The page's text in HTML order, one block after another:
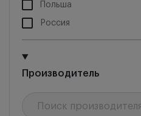
Польша
Россия
Производитель